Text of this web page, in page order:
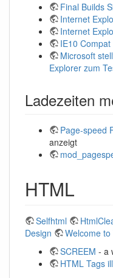
Final Builds
Internet
Internet
IE10
Microsoft
Explorer zum
Ladezeiten
Page-speed
anzeigt
HTML
Selfhtml
Design
Welcome
SCREEM - a
HTML Tags